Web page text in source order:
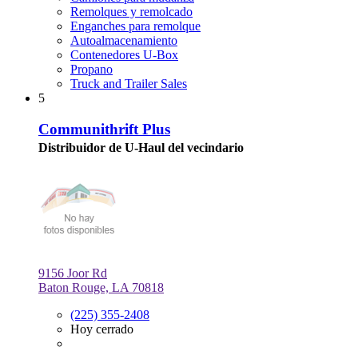
Remolques y remolcado
Enganches para remolque
Autoalmacenamiento
Contenedores U-Box
Propano
Truck and Trailer Sales
5
Communithrift Plus
Distribuidor de U-Haul del vecindario
9156 Joor Rd
Baton Rouge, LA 70818
(225) 355-2408
Hoy cerrado